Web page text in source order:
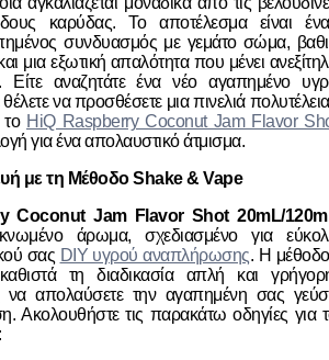
καρύδας. Το αποτέλεσμα είναι
συνδυασμός με γεμάτο σώμα,
μια εξωτική απαλότητα που μένει
Είτε αναζητάτε ένα νέο αγαπημένο
να προσθέσετε μια πινελιά
HiQ Raspberry Coconut Jam Flavor
για ένα απολαυστικό άτμισμα.
με τη Μέθοδο Shake & Vape
Coconut Jam Flavor Shot 20mL/
άρωμα, σχεδιασμένο για
σας DIY υγρού αναπλήρωσης. Η
τη διαδικασία απλή και
να απολαύσετε την αγαπημένη σας
Ακολουθήστε τις παρακάτω οδηγίες για